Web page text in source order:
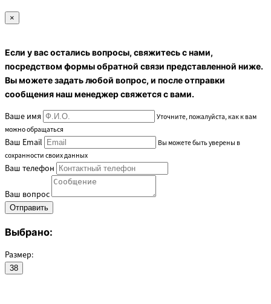
×
Если у вас остались вопросы, свяжитесь с нами,
посредством формы обратной связи представленной ниже.
Вы можете задать любой вопрос, и после отправки
сообщения наш менеджер свяжется с вами.
Ваше имя
Уточните, пожалуйста, как к вам
можно обращаться
Ваш Email
Вы можете быть уверены в
сохранности своих данных
Ваш телефон
Ваш вопрос
Выбрано:
Размер:
38